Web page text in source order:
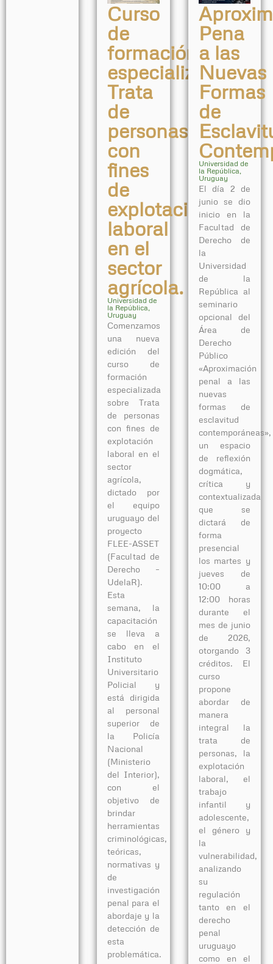
Curso
de
formación
especializada:
Trata
de
personas
con
fines
de
explotación
laboral
en el
sector
agrícola.
Universidad de
la República,
Uruguay
Comenzamos
una nueva
edición del
curso de
formación
especializada
sobre Trata
de personas
con fines de
explotación
laboral en el
sector
agrícola,
dictado por
el equipo
uruguayo del
proyecto
FLEE-ASSET
(Facultad de
Derecho –
UdelaR).
Esta
semana, la
capacitación
se lleva a
cabo en el
Instituto
Universitario
Policial y
está dirigida
al personal
superior de
la Policía
Nacional
(Ministerio
del Interior),
con el
objetivo de
brindar
herramientas
criminológicas,
teóricas,
normativas y
de
investigación
penal para el
abordaje y la
detección de
esta
problemática.
Pena
a las
Nuevas
Formas
de
Universidad de
la República,
Uruguay
El día 2 de
junio se dio
inicio en la
Facultad de
Derecho de
la
Universidad
de la
República al
seminario
opcional del
Área de
Derecho
Público
«Aproximación
penal a las
nuevas
formas de
esclavitud
contemporáneas»,
un espacio
de reflexión
dogmática,
crítica y
contextualizada
que se
dictará de
forma
presencial
los martes y
jueves de
10:00 a
12:00 horas
durante el
mes de junio
de 2026,
otorgando 3
créditos. El
curso
propone
abordar de
manera
integral la
trata de
personas, la
explotación
laboral, el
trabajo
infantil y
adolescente,
el género y
la
vulnerabilidad,
analizando
su
regulación
tanto en el
derecho
penal
uruguayo
como en el